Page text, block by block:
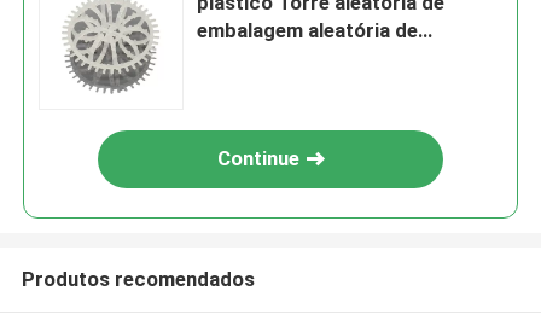
embalagem aleatória de
Continue
Produtos recomendados